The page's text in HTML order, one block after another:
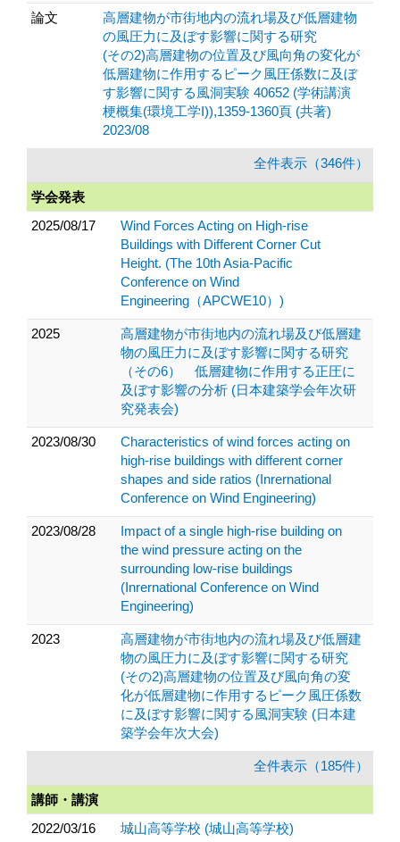
論文
高層建物が市街地内の流れ場及び低層建物
の風圧力に及ぼす影響に関する研究
(その2)高層建物の位置及び風向角の変化が
低層建物に作用するピーク風圧係数に及ぼ
す影響に関する風洞実験 40652 (学術講演
梗概集(環境工学I)),1359-1360頁 (共著)
2023/08
全件表示（346件）
学会発表
2025/08/17
Wind Forces Acting on High-rise
Buildings with Different Corner Cut
Height. (The 10th Asia-Pacific
Conference on Wind
Engineering（APCWE10）)
2025
高層建物が市街地内の流れ場及び低層建
物の風圧力に及ぼす影響に関する研究
（その6） 低層建物に作用する正圧に
及ぼす影響の分析 (日本建築学会年次研
究発表会)
2023/08/30
Characteristics of wind forces acting on
high-rise buildings with different corner
shapes and side ratios (Inrernational
Conference on Wind Engineering)
2023/08/28
Impact of a single high-rise building on
the wind pressure acting on the
surrounding low-rise buildings
(Inrernational Conference on Wind
Engineering)
2023
高層建物が市街地内の流れ場及び低層建
物の風圧力に及ぼす影響に関する研究
(その2)高層建物の位置及び風向角の変
化が低層建物に作用するピーク風圧係数
に及ぼす影響に関する風洞実験 (日本建
築学会年次大会)
全件表示（185件）
講師・講演
2022/03/16
城山高等学校 (城山高等学校)